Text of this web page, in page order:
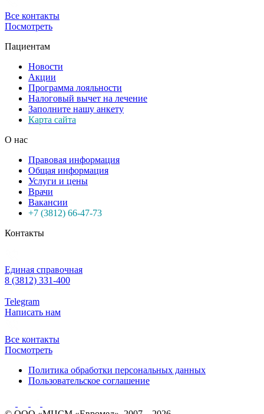
Все контакты
Посмотреть
Пациентам
Новости
Акции
Программа лояльности
Налоговый вычет на лечение
Заполните нашу анкету
Карта сайта
О нас
Правовая информация
Общая информация
Услуги и цены
Врачи
Вакансии
+7 (3812) 66-47-73
Контакты
Единая справочная
8 (3812) 331-400
Telegram
Написать нам
Все контакты
Посмотреть
Политика обработки персональных данных
Пользовательское соглашение